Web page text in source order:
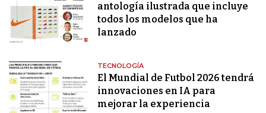
antología ilustrada que incluye
todos los modelos que ha
lanzado
TECNOLOGÍA
El Mundial de Futbol 2026 tendrá
innovaciones en IA para
mejorar la experiencia